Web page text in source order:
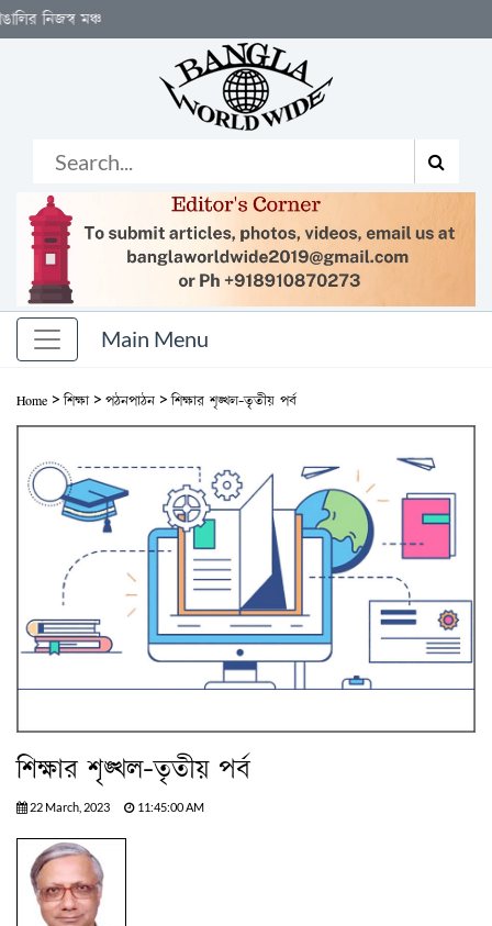
মঞ্চ
Home > শিক্ষা > পঠনপাঠন > শিক্ষার শৃঙ্খল-তৃতীয় পর্ব
শিক্ষার শৃঙ্খল-তৃতীয় পর্ব
22 March, 2023 11:45:00 AM